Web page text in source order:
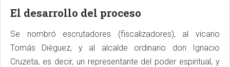
El desarrollo del proceso
Se nombró escrutadores (fiscalizadores), al vicario
Tomás Diéguez, y al alcalde ordinario don Ignacio
Cruzeta, es decir, un representante del poder espiritual, y